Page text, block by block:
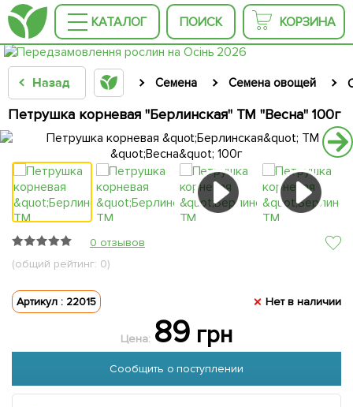
КАТАЛОГ ПОИСК КОРЗИНА
Назад Семена Семена овощей
Петрушка корневая "Берлинская" ТМ "Весна" 100г
0 отзывов
(общий рейтинг: 0)
Артикул : 22015 Нет в наличии
Цена: 89грн
Сообщить о поступлении